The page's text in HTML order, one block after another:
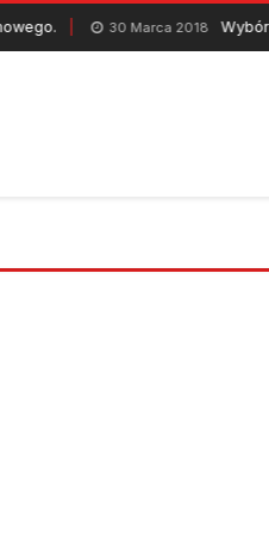
30 Marca 2018 Wybór płyty